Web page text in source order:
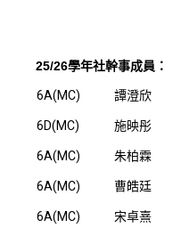
25/26學年社幹事成員：
6A(MC) 譚澄欣
6D(MC) 施映彤
6A(MC) 朱柏霖
6A(MC) 曹皓廷
6A(MC) 宋卓熹